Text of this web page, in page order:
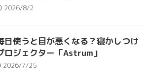
2026/8/2
日使うと目が悪くなる？寝かしつけ
ロジェクター「Astrum」
2026/7/25